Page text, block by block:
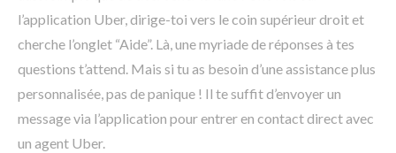
l’application Uber, dirige-toi vers le coin supérieur droit et
cherche l’onglet “Aide”. Là, une myriade de réponses à tes
questions t’attend. Mais si tu as besoin d’une assistance plus
personnalisée, pas de panique ! Il te suffit d’envoyer un
message via l’application pour entrer en contact direct avec
un agent Uber.